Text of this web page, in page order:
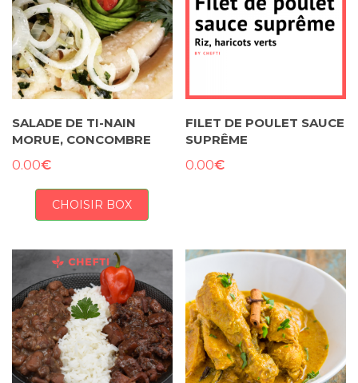
SALADE DE TI-NAIN
MORUE, CONCOMBRE
0.00€
CHOISIR BOX
FILET DE POULET SAUCE
SUPRÊME
0.00€